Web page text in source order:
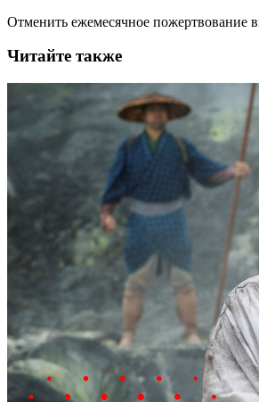
Отменить ежемесячное пожертвование
Читайте также